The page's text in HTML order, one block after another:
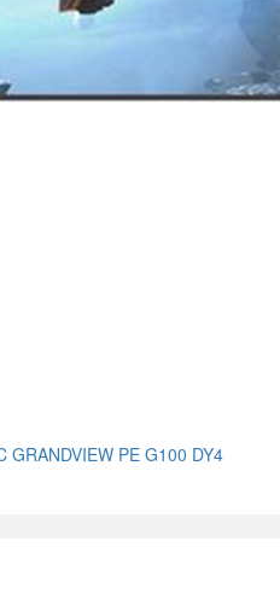
GRANDVIEW PE G100 DY4